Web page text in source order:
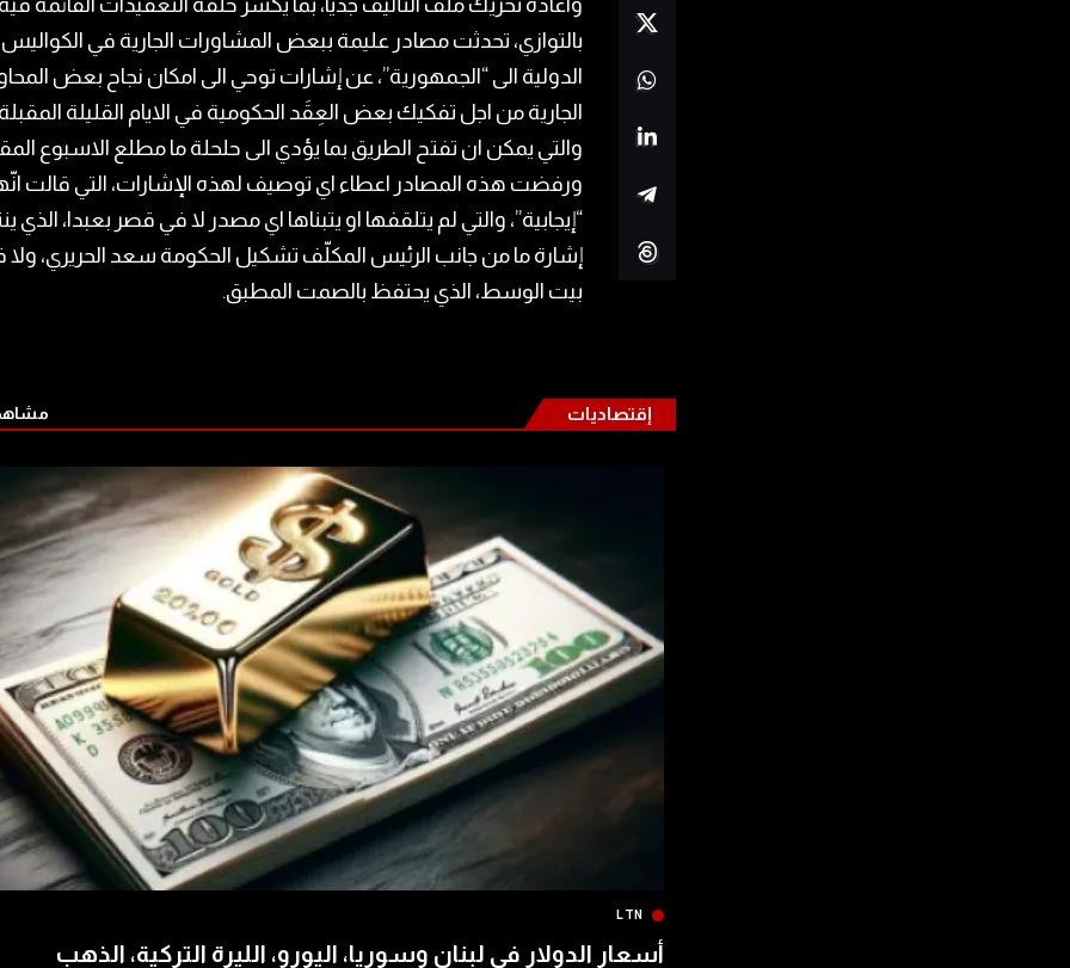
واعادة تحريك ملف التأليف جديًّا، بما يكسر حلقة التعقيدات القائمة
بالتوازي، تحدثت مصادر عليمة ببعض المشاورات الجارية في الكواليس
الدولية الى “الجمهورية”، عن إشارات توحي الى امكان نجاح بعض
الجارية من اجل تفكيك بعض العِقَد الحكومية في الايام القليلة
والتي يمكن ان تفتح الطريق بما يؤدي الى حلحلة ما مطلع الاسبوع
ورفضت هذه المصادر اعطاء اي توصيف لهذه الإشارات، التي قالت
“إيجابية”، والتي لم يتلقفها او يتبناها اي مصدر لا في قصر بعبدا، الذي
إشارة ما من جانب الرئيس المكلّف تشكيل الحكومة سعد الحريري، ولا
بيت الوسط، الذي يحتفظ بالصمت المطبق.
إقتصاديات
LTN
أسعار الدولار في لبنان وسوريا، اليورو، الليرة التركية، الذهب